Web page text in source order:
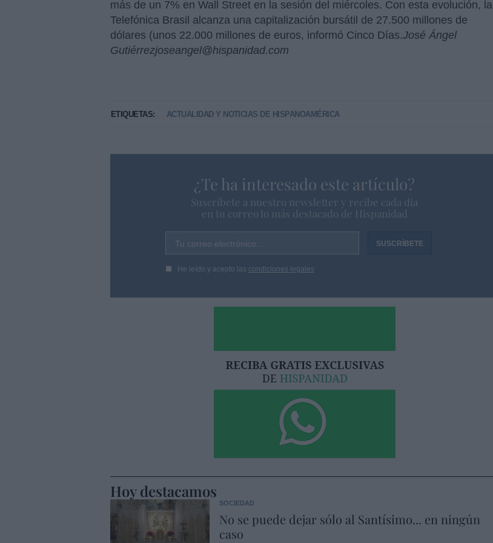
más de un 7% en Wall Street en la sesión del miércoles. Con esta evolución, la
Telefónica Brasil alcanza una capitalización bursátil de 27.500 millones de
dólares (unos 22.000 millones de euros, informó Cinco Días.José Ángel
Gutiérrezjoseangel@hispanidad.com
ETIQUETAS: ACTUALIDAD Y NOTICIAS DE HISPANOAMÉRICA
¿Te ha interesado este artículo?
Suscríbete a nuestro newsletter y recibe cada dia
en tu correo lo más destacado de Hispanidad
Tu correo electrónico...
He leído y acepto las condiciones legales
Hoy destacamos
SOCIEDAD
No se puede dejar sólo al Santísimo... en ningún
caso